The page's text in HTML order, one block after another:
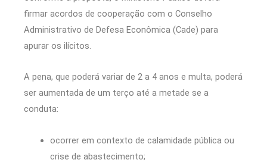
firmar acordos de cooperação com o Conselho
Administrativo de Defesa Econômica (Cade) para
apurar os ilícitos.
A pena, que poderá variar de 2 a 4 anos e multa, poderá
ser aumentada de um terço até a metade se a
conduta:
ocorrer em contexto de calamidade pública ou
crise de abastecimento;